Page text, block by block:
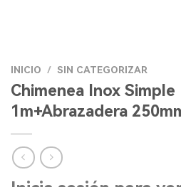
INICIO / SIN CATEGORIZAR
Chimenea Inox
1m+Abrazadera